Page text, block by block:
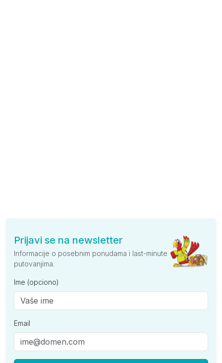
Prijavi se na newsletter
Informacije o posebnim ponudama i last-minute
putovanjima.
Ime (opciono)
Email